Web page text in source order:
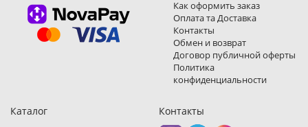
Как оформить заказ
Оплата та Доставка
Контакты
Обмен и возврат
Договор публичной оферты
Политика
конфиденциальности
Каталог Контакты